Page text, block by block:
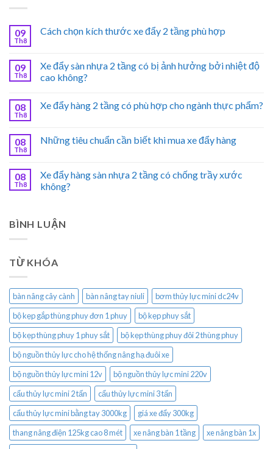
09
Th8
Cách chọn kích thước xe đẩy 2 tầng phù hợp
09
Th8
Xe đẩy sàn nhựa 2 tầng có bị ảnh hưởng bởi nhiệt độ
cao không?
08
Th8
Xe đẩy hàng 2 tầng có phù hợp cho ngành thực phẩm?
08
Th8
Những tiêu chuẩn cần biết khi mua xe đẩy hàng
08
Th8
Xe đẩy hàng sàn nhựa 2 tầng có chống trầy xước
không?
BÌNH LUẬN
TỪ KHÓA
bàn nâng cây cành bàn nâng tay niuli
bơm thủy lực mini dc24v
bộ kẹp gắp thùng phuy đơn 1 phuy
bộ kẹp phuy sắt
bộ kẹp thùng phuy 1 phuy sắt
bộ kẹp thùng phuy đôi 2 thùng phuy
bộ nguồn thủy lực cho hệ thống nâng hạ đuôi xe
bộ nguồn thủy lực mini 12v
bộ nguồn thủy lực mini 220v
cẩu thủy lực mini 2 tấn
cẩu thủy lực mini 3 tấn
cẩu thủy lực mini bằng tay 3000kg
giá xe đẩy 300kg
thang nâng điện 125kg cao 8 mét
xe nâng bàn 1 tầng
xe nâng bàn 1x